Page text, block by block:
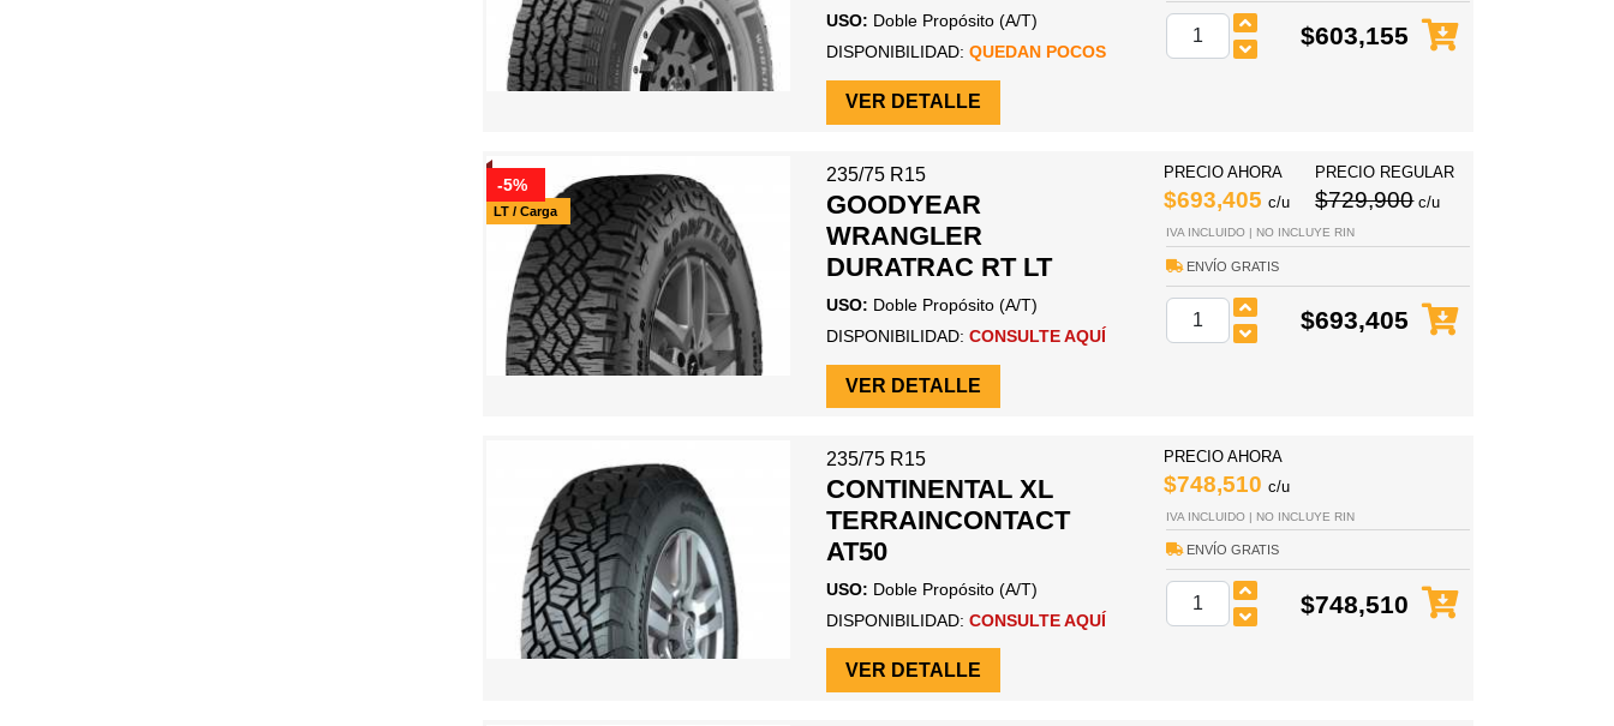
USO: Doble Propósito (A/T)
DISPONIBILIDAD: QUEDAN POCOS
VER DETALLE
$603,155
LT / Carga
-5%
235/75 R15
GOODYEAR
WRANGLER
DURATRAC RT LT
USO: Doble Propósito (A/T)
DISPONIBILIDAD: CONSULTE AQUÍ
VER DETALLE
PRECIO AHORA
$693,405 c/u
PRECIO REGULAR
$729,900c/u
IVA INCLUIDO | NO INCLUYE RIN
ENVÍO GRATIS
$693,405
235/75 R15
CONTINENTAL XL
TERRAINCONTACT
AT50
USO: Doble Propósito (A/T)
DISPONIBILIDAD: CONSULTE AQUÍ
VER DETALLE
PRECIO AHORA
$748,510 c/u
IVA INCLUIDO | NO INCLUYE RIN
ENVÍO GRATIS
$748,510